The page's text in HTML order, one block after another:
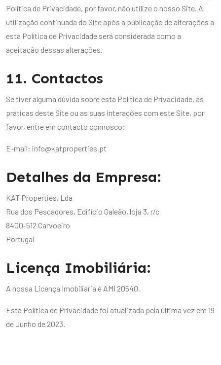
Política de Privacidade, por favor, não utilize o nosso Site. A
utilização continuada do Site após a publicação de alterações a
esta Política de Privacidade será considerada como a
aceitação dessas alterações.
11. Contactos
Se tiver alguma dúvida sobre esta Política de Privacidade, as
práticas deste Site ou as suas interações com este Site, por
favor, entre em contacto connosco:
E-mail: info@katproperties.pt
Detalhes da Empresa:
KAT Properties, Lda
Rua dos Pescadores, Edifício Galeão, loja 3, r/c
8400-512 Carvoeiro
Portugal
Licença Imobiliária:
A nossa Licença Imobiliária é AMI 20540.
Esta Política de Privacidade foi atualizada pela última vez em 19
de Junho de 2023.